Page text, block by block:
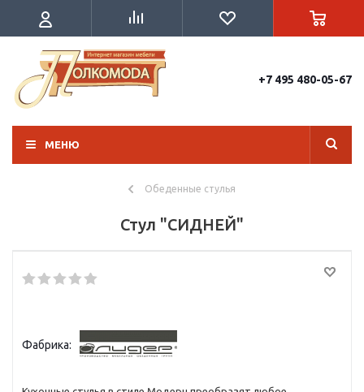
+7 495 480-05-67
МЕНЮ
Обеденные стулья
Стул "СИДНЕЙ"
Фабрика: